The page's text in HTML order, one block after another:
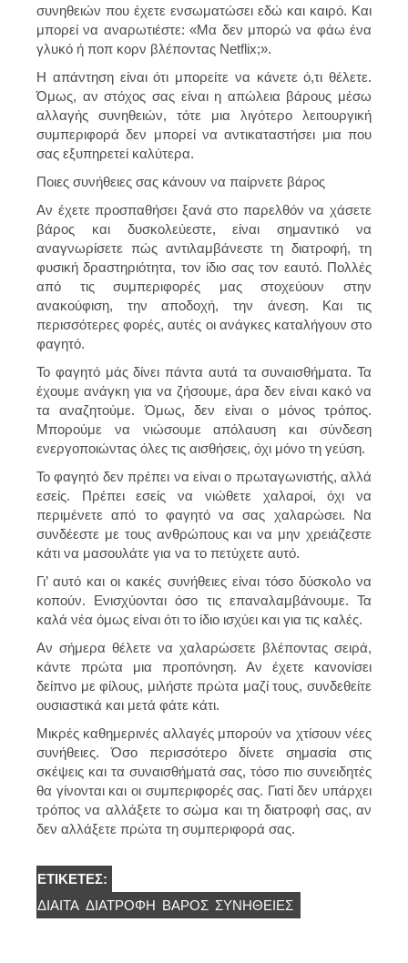
συνηθειών που έχετε ενσωματώσει εδώ και καιρό. Και
μπορεί να αναρωτιέστε: «Μα δεν μπορώ να φάω ένα
γλυκό ή ποπ κορν βλέποντας Netflix;».
Η απάντηση είναι ότι μπορείτε να κάνετε ό,τι θέλετε.
Όμως, αν στόχος σας είναι η απώλεια βάρους μέσω
αλλαγής συνηθειών, τότε μια λιγότερο λειτουργική
συμπεριφορά δεν μπορεί να αντικαταστήσει μια που
σας εξυπηρετεί καλύτερα.
Ποιες συνήθειες σας κάνουν να παίρνετε βάρος
Αν έχετε προσπαθήσει ξανά στο παρελθόν να χάσετε
βάρος και δυσκολεύεστε, είναι σημαντικό να
αναγνωρίσετε πώς αντιλαμβάνεστε τη διατροφή, τη
φυσική δραστηριότητα, τον ίδιο σας τον εαυτό. Πολλές
από τις συμπεριφορές μας στοχεύουν στην
ανακούφιση, την αποδοχή, την άνεση. Και τις
περισσότερες φορές, αυτές οι ανάγκες καταλήγουν στο
φαγητό.
Το φαγητό μάς δίνει πάντα αυτά τα συναισθήματα. Τα
έχουμε ανάγκη για να ζήσουμε, άρα δεν είναι κακό να
τα αναζητούμε. Όμως, δεν είναι ο μόνος τρόπος.
Μπορούμε να νιώσουμε απόλαυση και σύνδεση
ενεργοποιώντας όλες τις αισθήσεις, όχι μόνο τη γεύση.
Το φαγητό δεν πρέπει να είναι ο πρωταγωνιστής, αλλά
εσείς. Πρέπει εσείς να νιώθετε χαλαροί, όχι να
περιμένετε από το φαγητό να σας χαλαρώσει. Να
συνδέεστε με τους ανθρώπους και να μην χρειάζεστε
κάτι να μασουλάτε για να το πετύχετε αυτό.
Γι’ αυτό και οι κακές συνήθειες είναι τόσο δύσκολο να
κοπούν. Ενισχύονται όσο τις επαναλαμβάνουμε. Τα
καλά νέα όμως είναι ότι το ίδιο ισχύει και για τις καλές.
Αν σήμερα θέλετε να χαλαρώσετε βλέποντας σειρά,
κάντε πρώτα μια προπόνηση. Αν έχετε κανονίσει
δείπνο με φίλους, μιλήστε πρώτα μαζί τους, συνδεθείτε
ουσιαστικά και μετά φάτε κάτι.
Μικρές καθημερινές αλλαγές μπορούν να χτίσουν νέες
συνήθειες. Όσο περισσότερο δίνετε σημασία στις
σκέψεις και τα συναισθήματά σας, τόσο πιο συνειδητές
θα γίνονται και οι συμπεριφορές σας. Γιατί δεν υπάρχει
τρόπος να αλλάξετε το σώμα και τη διατροφή σας, αν
δεν αλλάξετε πρώτα τη συμπεριφορά σας.
ΕΤΙΚΈΤΕΣ:
ΔΊΑΙΤΑ ΔΙΑΤΡΟΦΉ ΒΆΡΟΣ ΣΥΝΉΘΕΙΕΣ